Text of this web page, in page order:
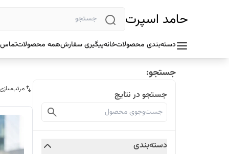
حامد اسپرت
دسته‌بندی محصولاتخانهپیگیری سفارشهمه محصولاتتماس
جستجو:
جستجو در نتایج
دسته‌بندی